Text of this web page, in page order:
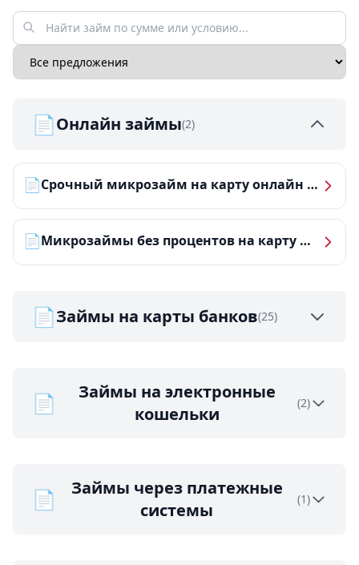
📄Онлайн займы(2)
📄 Срочный микрозайм на карту онлайн — получить деньги за 5 минут
📄 Микрозаймы без процентов на карту — ТОП-10 за 2026 год
📄Займы на карты банков(25)
📄
Займы на электронные
кошельки
(2)
📄
Займы через платежные
системы
(1)